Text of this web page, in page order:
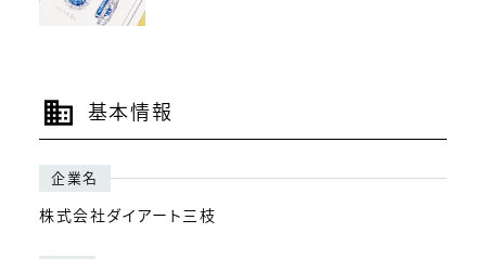
基本情報
企業名
株式会社ダイアート三枝